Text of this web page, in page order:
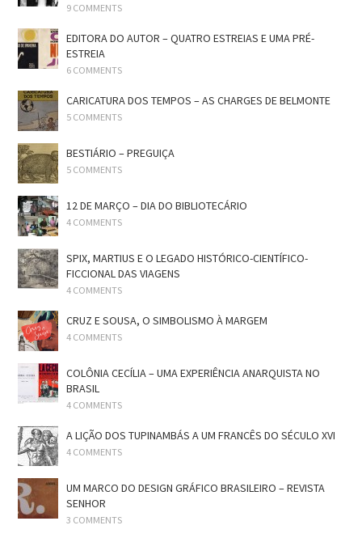
9 COMMENTS
EDITORA DO AUTOR – QUATRO ESTREIAS E UMA PRÉ-
ESTREIA
6 COMMENTS
CARICATURA DOS TEMPOS – AS CHARGES DE BELMONTE
5 COMMENTS
BESTIÁRIO – PREGUIÇA
5 COMMENTS
12 DE MARÇO – DIA DO BIBLIOTECÁRIO
4 COMMENTS
SPIX, MARTIUS E O LEGADO HISTÓRICO-CIENTÍFICO-
FICCIONAL DAS VIAGENS
4 COMMENTS
CRUZ E SOUSA, O SIMBOLISMO À MARGEM
4 COMMENTS
COLÔNIA CECÍLIA – UMA EXPERIÊNCIA ANARQUISTA NO
BRASIL
4 COMMENTS
A LIÇÃO DOS TUPINAMBÁS A UM FRANCÊS DO SÉCULO XVI
4 COMMENTS
UM MARCO DO DESIGN GRÁFICO BRASILEIRO – REVISTA
SENHOR
3 COMMENTS